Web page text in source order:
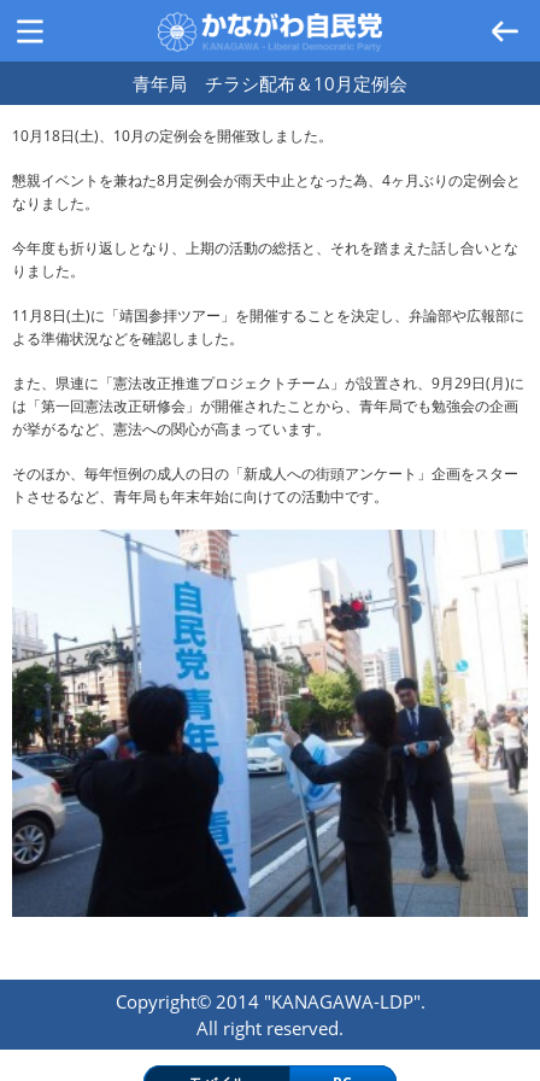
青年局 チラシ配布＆10月定例会
10月18日(土)、10月の定例会を開催致しました。
懇親イベントを兼ねた8月定例会が雨天中止となった為、4ヶ月ぶりの定例会と
なりました。
今年度も折り返しとなり、上期の活動の総括と、それを踏まえた話し合いとな
りました。
11月8日(土)に「靖国参拝ツアー」を開催することを決定し、弁論部や広報部に
よる準備状況などを確認しました。
また、県連に「憲法改正推進プロジェクトチーム」が設置され、9月29日(月)に
は「第一回憲法改正研修会」が開催されたことから、青年局でも勉強会の企画
が挙がるなど、憲法への関心が高まっています。
そのほか、毎年恒例の成人の日の「新成人への街頭アンケート」企画をスター
トさせるなど、青年局も年末年始に向けての活動中です。
Copyright© 2014 "KANAGAWA-LDP".
All right reserved.